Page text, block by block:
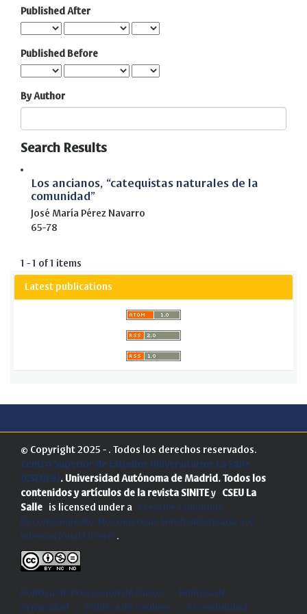
Published After
Published Before
By Author
Search Results
Los ancianos, “catequistas naturales de la
comunidad”
José María Pérez Navarro
65-78
1 - 1 of 1 items
Latest publications
© Copyright 2025 - . Todos los derechos reservados.
Centro Superior de Estudios Universitarios La Salle
(CSEULS). Universidad Autónoma de Madrid. Todos los
contenidos y artículos de la revista SINITEy CSEU La
Salle is licensed under a Creative Commons
Reconocimiento-NoComercial-SinObraDerivada 4.0
Internacional License.
Política de Protección de Datos - Politica de
privacidad
- Política de cookies - Accesibilidad